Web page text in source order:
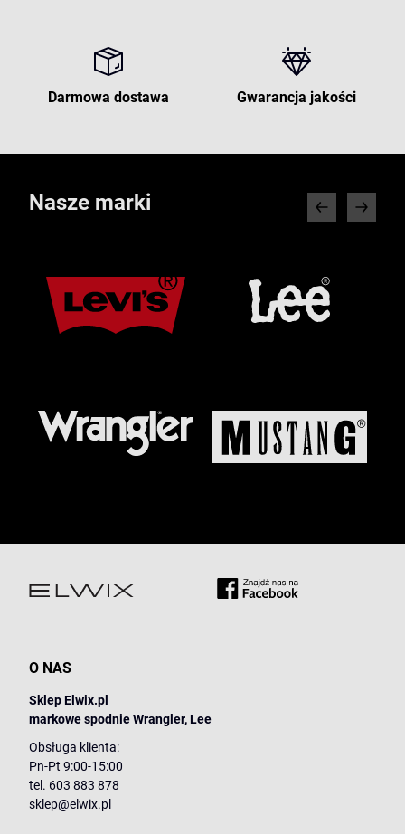
Darmowa dostawa Gwarancja jakości
Nasze marki
O NAS
Sklep Elwix.pl
markowe spodnie Wrangler, Lee
Obsługa klienta:
Pn-Pt 9:00-15:00
tel. 603 883 878
sklep@elwix.pl